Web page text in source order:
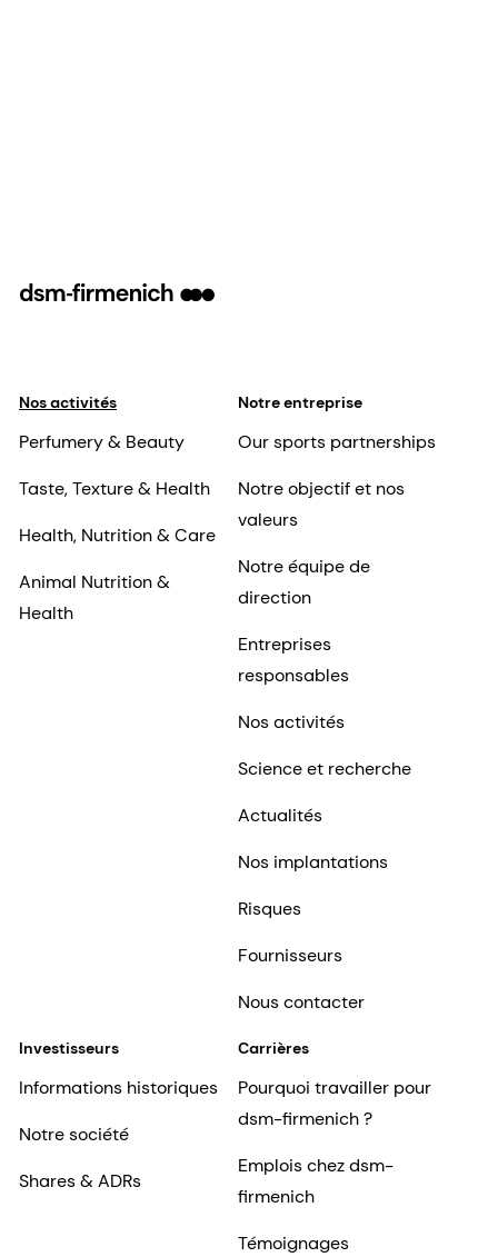
Nos activités
Perfumery & Beauty
Taste, Texture & Health
Health, Nutrition & Care
Animal Nutrition &
Health
Notre entreprise
Our sports partnerships
Notre objectif et nos
valeurs
Notre équipe de
direction
Entreprises
responsables
Nos activités
Science et recherche
Actualités
Nos implantations
Risques
Fournisseurs
Nous contacter
Investisseurs
Informations historiques
Notre société
Shares & ADRs
Carrières
Pourquoi travailler pour
dsm-firmenich ?
Emplois chez dsm-
firmenich
Témoignages